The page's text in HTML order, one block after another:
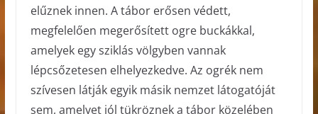
elűznek innen. A tábor erősen védett,
megfelelően megerősített ogre buckákkal,
amelyek egy sziklás völgyben vannak
lépcsőzetesen elhelyezkedve. Az ogrék nem
szívesen látják egyik másik nemzet látogatóját
sem, amelyet jól tükröznek a tábor közelében